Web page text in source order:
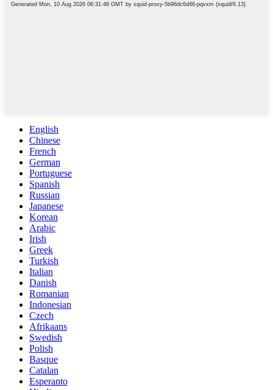
English
Chinese
French
German
Portuguese
Spanish
Russian
Japanese
Korean
Arabic
Irish
Greek
Turkish
Italian
Danish
Romanian
Indonesian
Czech
Afrikaans
Swedish
Polish
Basque
Catalan
Esperanto